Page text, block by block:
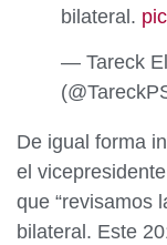
bilateral.
— Tareck
De igual forma
el
que “revisamos
bilateral. Este